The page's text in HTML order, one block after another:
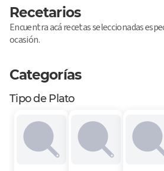
Recetarios
Encuentra acá recetas seleccionadas
ocasión.
Categorías
Tipo de Plato